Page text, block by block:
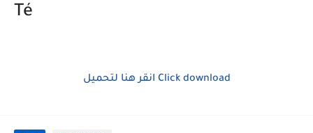
Té
Click download انقر هنا لتحميل